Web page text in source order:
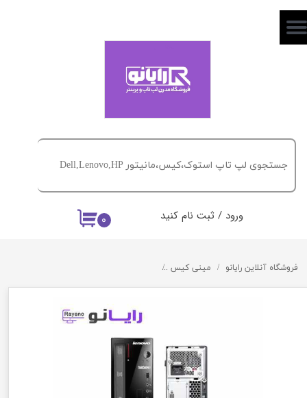
۰ ورود / ثبت نام کنید
حساب کاربری من
خروج از حساب کاربری
فروشگاه آنلاین رایانو مینی کیس